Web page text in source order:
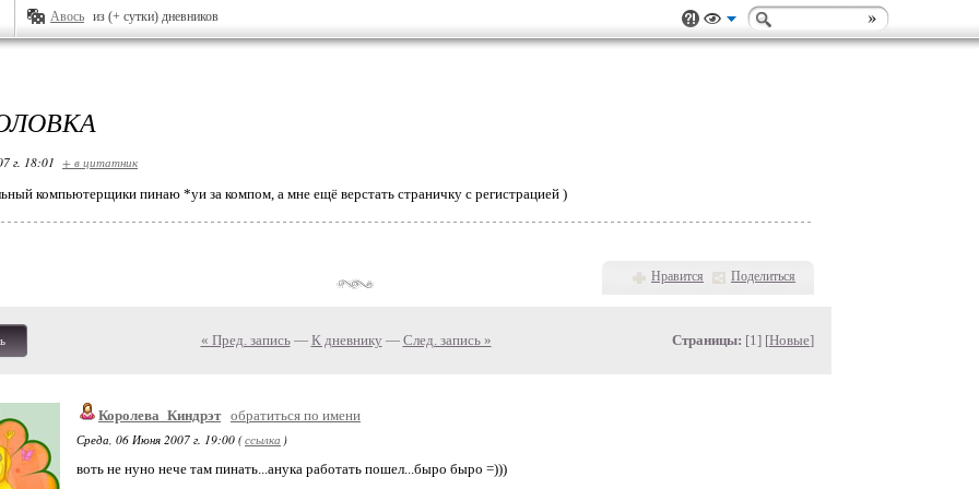
Авось из (+ сутки) дневников
г. 18:01 + в цитатник
компьютерщики пинаю *уи за компом, а мне ещё верстать страничку с регистрацией )
Нравится Поделиться
« Пред. запись— К дневнику — След. запись » Страницы: [1] [Новые]
Королева_Киндрэт обратиться по имени
Среда, 06 Июня 2007 г. 19:00 (ссылка )
воть не нуно нече там пинать...анука работать пошел...быро быро =)))